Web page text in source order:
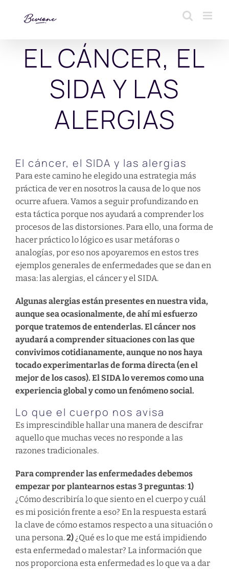
EL CÁNCER, EL
SIDA Y LAS
ALERGIAS
El cáncer, el SIDA y las alergias
Para este camino he elegido una estrategia más
práctica de ver en nosotros la causa de lo que nos
ocurre afuera. Vamos a seguir profundizando en
esta táctica porque nos ayudará a comprender los
procesos de las distorsiones. Para ello, una forma de
hacer práctico lo lógico es usar metáforas o
analogías, por eso nos apoyaremos en estos tres
ejemplos generales de enfermedades que se dan en
masa: las alergias, el cáncer y el SIDA.
Algunas alergias están presentes en nuestra vida,
aunque sea ocasionalmente, de ahí mi esfuerzo
porque tratemos de entenderlas. El cáncer nos
ayudará a comprender situaciones con las que
convivimos cotidianamente, aunque no nos haya
tocado experimentarlas de forma directa (en el
mejor de los casos). El SIDA lo veremos como una
experiencia global y como un fenómeno social.
Lo que el cuerpo nos avisa
Es imprescindible hallar una manera de descifrar
aquello que muchas veces no responde a las
razones tradicionales.
Para comprender las enfermedades debemos
empezar por plantearnos estas 3 preguntas:1)
¿Cómo describiría lo que siento en el cuerpo y cuál
es mi posición frente a eso? En la respuesta estará
la clave de cómo estamos respecto a una situación o
una persona.2)¿Qué es lo que me está impidiendo
esta enfermedad o malestar? La información que
nos proporciona esta enfermedad es lo que va a dar